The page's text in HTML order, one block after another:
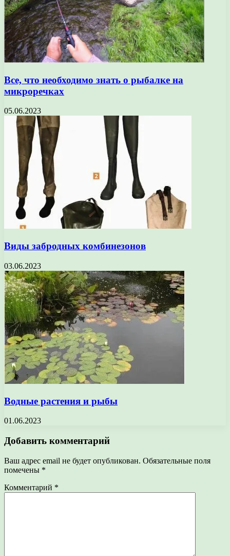
Все, что необходимо знать о рыбалке на
микроречках
05.06.2023
Виды забродных комбинезонов
03.06.2023
Водные растения и рыбы
01.06.2023
Добавить комментарий
Ваш адрес email не будет опубликован. Обязательные поля
помечены *
Комментарий *